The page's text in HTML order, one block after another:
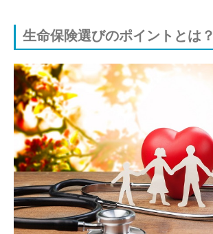
生命保険選びのポイントとは？